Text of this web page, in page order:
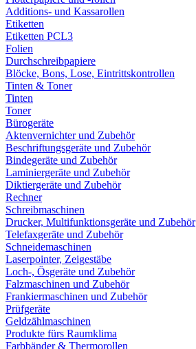
Additions- und Kassarollen
Etiketten
Etiketten PCL3
Folien
Durchschreibpapiere
Blöcke, Bons, Lose, Eintrittskontrollen
Tinten & Toner
Tinten
Toner
Bürogeräte
Aktenvernichter und Zubehör
Beschriftungsgeräte und Zubehör
Bindegeräte und Zubehör
Laminiergeräte und Zubehör
Diktiergeräte und Zubehör
Rechner
Schreibmaschinen
Drucker, Multifunktionsgeräte und Zubehör
Telefaxgeräte und Zubehör
Schneidemaschinen
Laserpointer, Zeigestäbe
Loch-, Ösgeräte und Zubehör
Falzmaschinen und Zubehör
Frankiermaschinen und Zubehör
Prüfgeräte
Geldzählmaschinen
Produkte fürs Raumklima
Farbbänder & Thermorollen